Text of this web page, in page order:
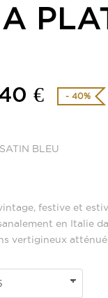
€ - 40%
BLEU
festive et
en Italie
vertigineux